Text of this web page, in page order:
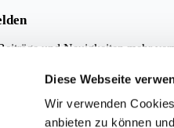
Diese Webseite
Wir verwenden
anbieten zu können
und Neuigkeiten mehr